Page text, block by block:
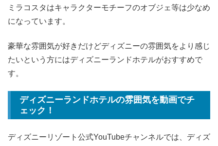
ミラコスタはキャラクターモチーフのオブジェ等は少なめ
になっています。
豪華な雰囲気が好きだけどディズニーの雰囲気をより感じ
たいという方にはディズニーランドホテルがおすすめで
す。
ディズニーランドホテルの雰囲気を動画でチ
ェック！
ディズニーリゾート公式YouTubeチャンネルでは、ディズ